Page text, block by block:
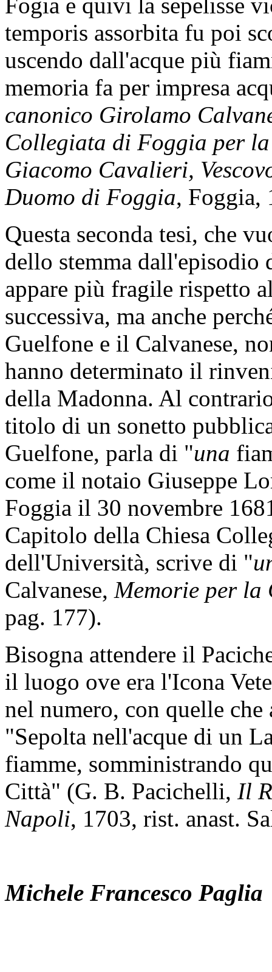
temporis assorbita fu poi
uscendo dall'acque più
memoria fa per impresa
canonico Girolamo
Collegiata di Foggia per
Giacomo Cavalieri,
Duomo di Foggia, Foggia,
Questa seconda tesi, che
dello stemma dall'episodio
appare più fragile rispetto
successiva, ma anche
Guelfone e il Calvanese,
hanno determinato il
della Madonna. Al
titolo di un sonetto
Guelfone, parla di "una
come il notaio Giuseppe
Foggia il 30 novembre
Capitolo della Chiesa
dell'Università, scrive di "
Calvanese, Memorie per
pag. 177).
Bisogna attendere il
il luogo ove era l'Icona
nel numero, con quelle
"Sepolta nell'acque di un
fiamme, somministrando
Città" (G. B. Pacichelli, Il
Napoli, 1703, rist. anast.
Michele Francesco Paglia